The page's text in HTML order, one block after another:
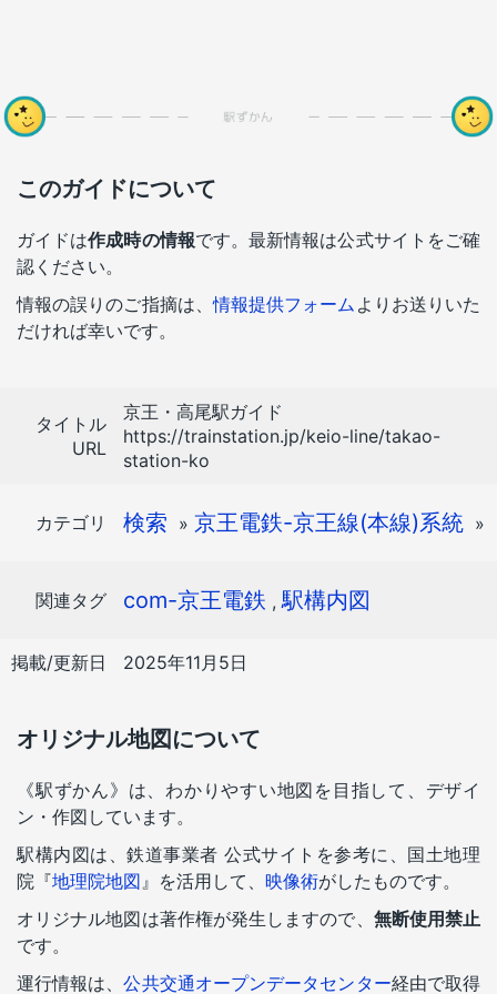
このガイドについて
ガイドは作成時の情報です。最新情報は公式サイトをご確
認ください。
情報の誤りのご指摘は、情報提供フォーム よりお送りいた
だければ幸いです。
タイトル
URL
京王・高尾駅ガイド
https://trainstation.jp/keio-line/takao-
station-ko
カテゴリ 検索 » 京王電鉄-京王線(本線)系統 »
関連タグ com-京王電鉄 ,駅構内図
掲載/更新日 2025年11月5日
オリジナル地図について
《駅ずかん》は、わかりやすい地図を目指して、デザイ
ン・作図しています。
駅構内図は、鉄道事業者 公式サイトを参考に、国土地理
院『地理院地図』を活用して、 映像術がしたものです。
オリジナル地図は著作権が発生しますので、 無断使用禁止
です。
運行情報は、公共交通オープンデータセンター経由で取得